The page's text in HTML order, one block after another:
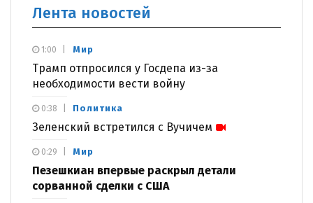
Лента новостей
Мир
Трамп отпросился у Госдепа из-за
необходимости вести войну
1:00
Политика
Зеленский встретился с Вучичем
0:38
Мир
Пезешкиан впервые раскрыл детали
сорванной сделки с США
0:29